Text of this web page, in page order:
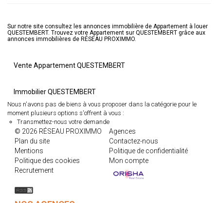
Sur notre site consultez les annonces immobilière de Appartement à louer
QUESTEMBERT. Trouvez votre Appartement sur QUESTEMBERT grâce aux
annonces immobilières de RÉSEAU PROXIMMO.
Vente Appartement QUESTEMBERT
Immobilier QUESTEMBERT
Nous n'avons pas de biens à vous proposer dans la catégorie pour le
moment plusieurs options s'offrent à vous :
Transmettez-nous votre demande
© 2026 RÉSEAU PROXIMMO
Agences
Plan du site
Contactez-nous
Mentions
Politique de confidentialité
Politique des cookies
Mon compte
Recrutement